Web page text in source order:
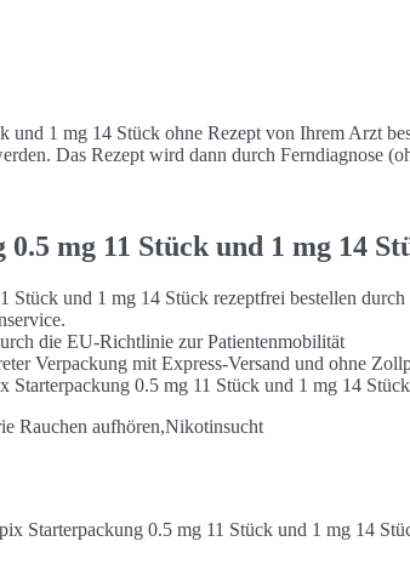
und 1 mg 14 Stück ohne Rezept von Ihrem Arzt
Das Rezept wird dann durch Ferndiagnose
mg 11 Stück und 1 mg 14
Stück und 1 mg 14 Stück rezeptfrei bestellen
die EU-Richtlinie zur Patientenmobilität
Verpackung mit Express-Versand und ohne
Starterpackung 0.5 mg 11 Stück und 1 mg 14
Rauchen aufhören,Nikotinsucht
Starterpackung 0.5 mg 11 Stück und 1 mg 14